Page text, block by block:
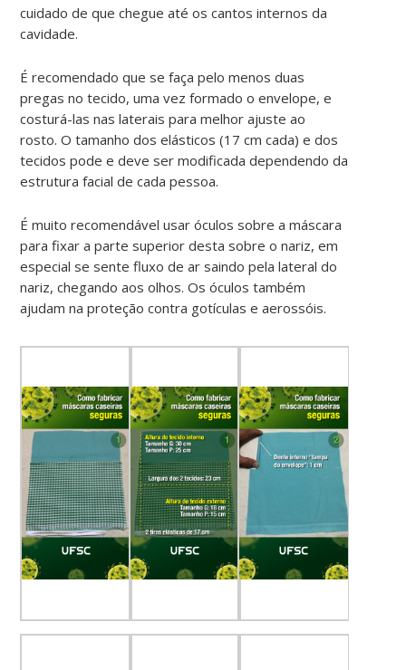
cuidado de que chegue até os cantos internos da
cavidade.
É recomendado que se faça pelo menos duas
pregas no tecido, uma vez formado o envelope, e
costurá-las nas laterais para melhor ajuste ao
rosto.O tamanho dos elásticos (17 cm cada) e dos
tecidos pode e deve ser modificada dependendo da
estrutura facial de cada pessoa.
É muito recomendável usar óculos sobre a máscara
para fixar a parte superior desta sobre o nariz, em
especial se sente fluxo de ar saindo pela lateral do
nariz, chegando aos olhos. Os óculos também
ajudam na proteção contra gotículas e aerossóis.